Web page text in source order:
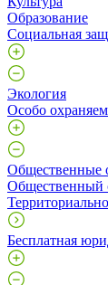
Образование
Социальная
Экология
Особо
Общественные
Общественный
Бесплатная